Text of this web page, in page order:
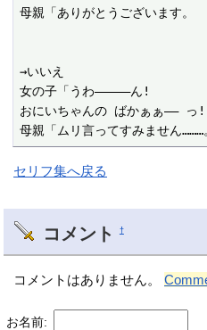
母親「ありがとうございます。
→いいえ
女の子「うわ―――――ん!
おにいちゃんの ばかぁぁ―― っ
母親「ムリ言ってすみません………
セリフ集へ戻る
コメント †
コメントはありません。
お名前: